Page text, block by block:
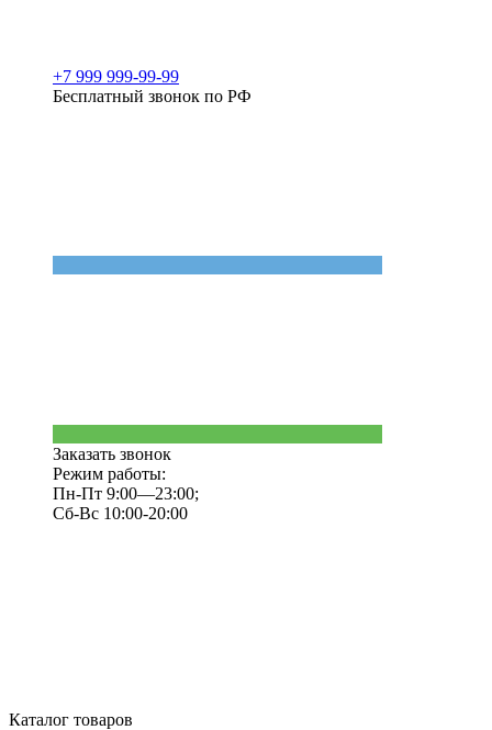
+7 999 999-99-99
Бесплатный звонок по РФ
Заказать звонок
Режим работы:
Пн-Пт 9:00—23:00;
Сб-Вс 10:00-20:00
Каталог товаров